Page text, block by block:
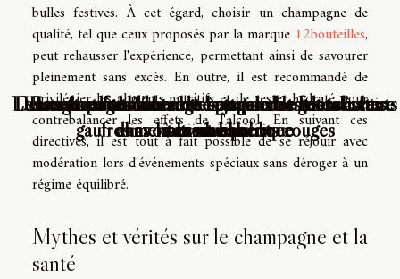
bulles festives. À cet égard, choisir un champagne de
qualité, tel que ceux proposés par la marque 12bouteilles,
peut rehausser l'expérience, permettant ainsi de savourer
pleinement sans excès. En outre, il est recommandé de
privilégier les aliments nutritifs et de rester hydraté pour
contrebalancer les effets de l'alcool. En suivant ces
directives, il est tout à fait possible de se réjouir avec
modération lors d'événements spéciaux sans déroger à un
régime équilibré.
Mythes et vérités sur le champagne et la
santé
Les bienfaits des algues japonaises dans une
alimentation équilibrée
Les régimes alimentaires spéciaux et les substituts
dans la cuisine ibérique
Les avantages santé de manger des frites cuites
sans huile
Recette d’un d’aliment bon pour le moral : les
gaufres avoines et haricots rouges
Douceur pour l’hiver : recette de beignets à cuire
à la maison